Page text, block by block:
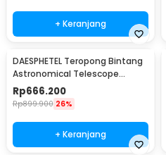
+ Keranjang
DAESPHETEL Teropong Bintang
Astronomical Telescope
700/76mm - F70076
Rp666.200
Rp899.900 26%
+ Keranjang